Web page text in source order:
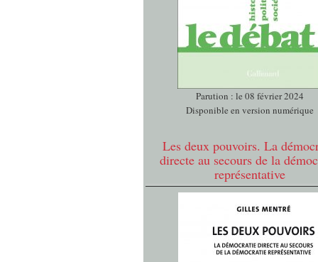
Parution : le 08 février 2024
Disponible en version numérique
Les deux pouvoirs. La
directe au secours de la
représentative